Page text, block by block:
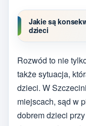
Jakie są
dzieci
Rozwód to nie
także sytuacja,
dzieci. W
miejscach, sąd w
dobrem dzieci